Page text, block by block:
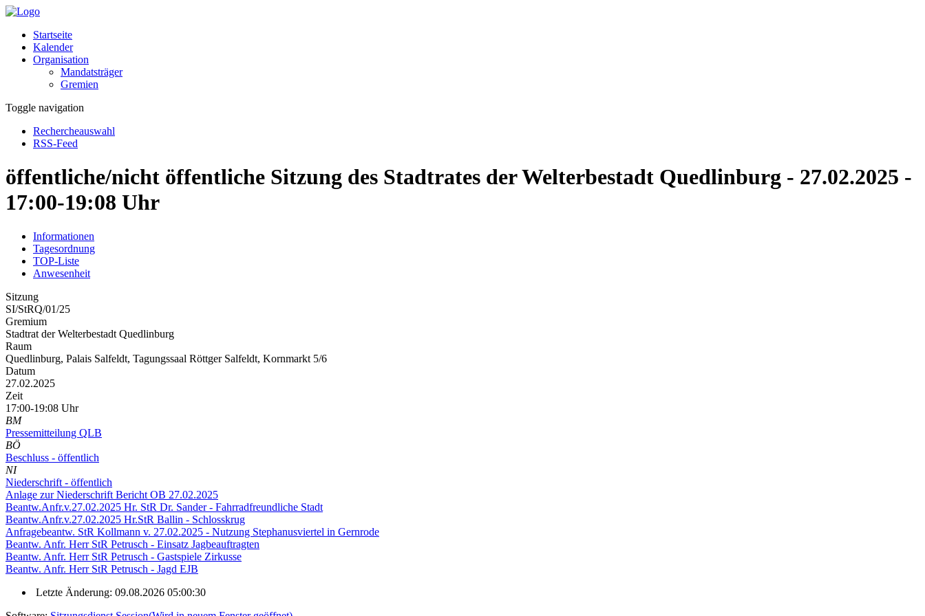
Startseite
Kalender
Organisation
Mandatsträger
Gremien
Toggle navigation
Rechercheauswahl
RSS-Feed
öffentliche/nicht öffentliche Sitzung des Stadtrates der Welterbestadt Quedlinburg - 27.02.2025 -
17:00-19:08 Uhr
Informationen
Tagesordnung
TOP-Liste
Anwesenheit
Sitzung
SI/StRQ/01/25
Gremium
Stadtrat der Welterbestadt Quedlinburg
Raum
Quedlinburg, Palais Salfeldt, Tagungssaal Röttger Salfeldt, Kornmarkt 5/6
Datum
27.02.2025
Zeit
17:00-19:08 Uhr
BM
Pressemitteilung QLB
BÖ
Beschluss - öffentlich
NI
Niederschrift - öffentlich
Anlage zur Niederschrift Bericht OB 27.02.2025
Beantw.Anfr.v.27.02.2025 Hr. StR Dr. Sander - Fahrradfreundliche Stadt
Beantw.Anfr.v.27.02.2025 Hr.StR Ballin - Schlosskrug
Anfragebeantw. StR Kollmann v. 27.02.2025 - Nutzung Stephanusviertel in Gernrode
Beantw. Anfr. Herr StR Petrusch - Einsatz Jagbeauftragten
Beantw. Anfr. Herr StR Petrusch - Gastspiele Zirkusse
Beantw. Anfr. Herr StR Petrusch - Jagd EJB
Letzte Änderung: 09.08.2026 05:00:30